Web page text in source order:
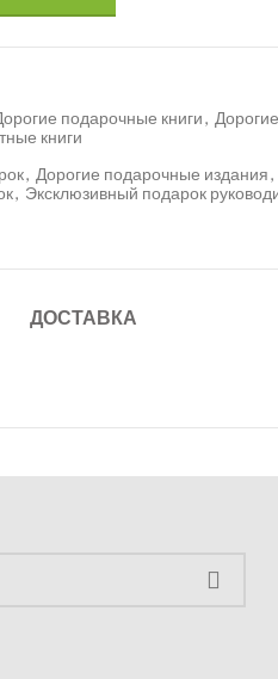
подарочные книги,
книги
, Дорогие подарочные издания,
, Эксклюзивный подарок
ДОСТАВКА